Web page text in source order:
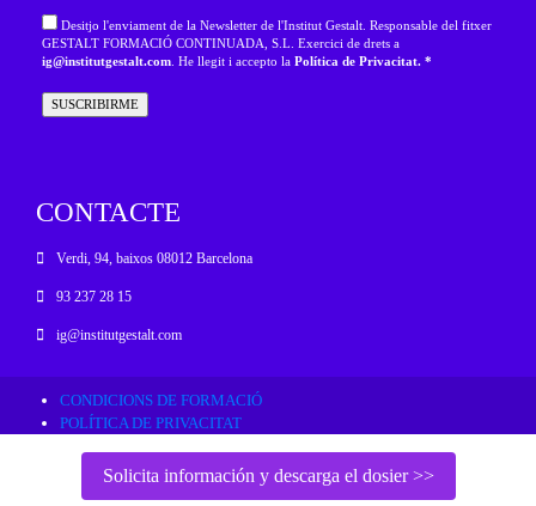
Solicita información y descarga el dosier >>
Desitjo l'enviament de la Newsletter de l'Institut Gestalt. Responsable del fitxer
GESTALT FORMACIÓ CONTINUADA, S.L. Exercici de drets a
ig@institutgestalt.com. He llegit i accepto la Política de Privacitat. *
CONTACTE
Verdi, 94, baixos 08012 Barcelona
93 237 28 15
ig@institutgestalt.com
CONDICIONS DE FORMACIÓ
POLÍTICA DE PRIVACITAT
POLÍTICA DE COOKIES